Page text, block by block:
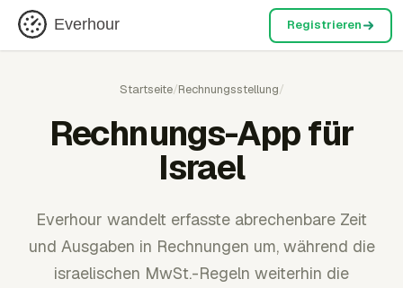
Everhour Registrieren
Startseite/Rechnungsstellung/
Rechnungs-App für
Israel
Everhour wandelt erfasste abrechenbare Zeit
und Ausgaben in Rechnungen um, während die
israelischen MwSt.-Regeln weiterhin die